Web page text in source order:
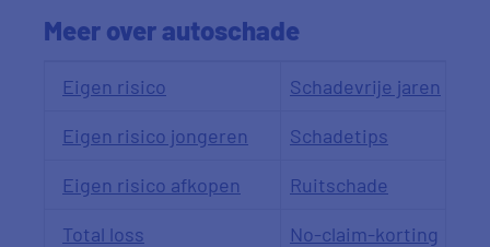
Meer over autoschade
Eigen risico Schadevrije jaren
Eigen risico jongeren Schadetips
Eigen risico afkopen Ruitschade
Total loss No-claim-korting